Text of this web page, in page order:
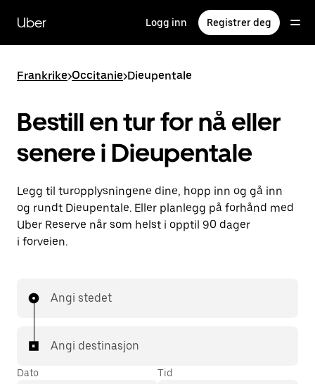
hovedinnholdet
Uber Logg inn Registrer deg
Frankrike>Occitanie>Dieupentale
Bestill en tur for nå eller
senere i Dieupentale
Legg til turopplysningene dine, hopp inn og gå inn
og rundt Dieupentale. Eller planlegg på forhånd med
Uber Reserve når som helst i opptil 90 dager
i forveien.
Angi stedet
Angi destinasjon
Dato Tid